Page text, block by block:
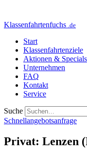
Klassenfahrtenfuchs .de
Start
Klassenfahrtenziele
Aktionen & Specials
Unternehmen
FAQ
Kontakt
Service
Suche
Schnellangebotsanfrage
Privat: Lenzen